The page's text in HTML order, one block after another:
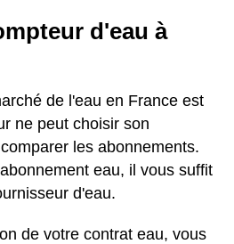
d'eau à
de l'eau en France est
ne peut choisir son
les abonnements.
eau, il vous suffit
d'eau.
de votre contrat eau, vous